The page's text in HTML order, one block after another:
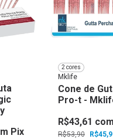
Pix
2 cores
Mklife
Cone de
Pro-t -
R$53,90
R$43,61 com